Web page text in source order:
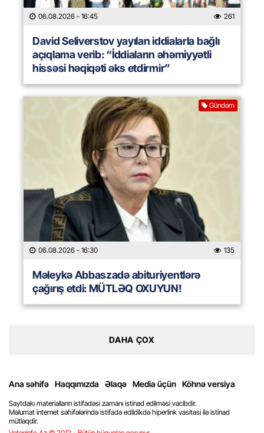
06.08.2026 - 16:45 261
David Seliverstov yayılan iddialarla bağlı
açıqlama verib: “İddiaların əhəmiyyətli
hissəsi həqiqəti əks etdirmir”
Gündəm
06.08.2026 - 16:30 135
Məleykə Abbaszadə abituriyentlərə
çağırış etdi: MÜTLƏQ OXUYUN!
DAHA ÇOX
Ana səhifə Haqqımızda Əlaqə Media üçün Köhnə versiya
Saytdakı materialların istifadəsi zamanı istinad edilməsi vacibdir.
Məlumat internet səhifələrində istifadə edildikdə hiperlink vasitəsi ilə istinad
mütləqdir.